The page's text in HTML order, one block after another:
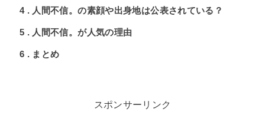
4 人間不信。の素顔や出身地は公表されている？
5 人間不信。が人気の理由
6 まとめ
スポンサーリンク